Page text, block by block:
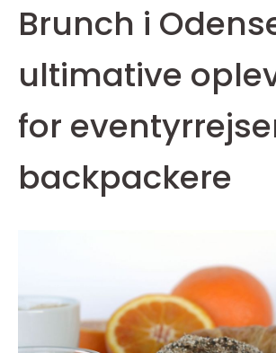
Brunch i
ultimative
for
backpackere